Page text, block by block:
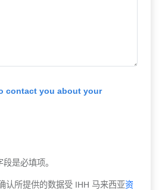
contact you about your
是必填项。
认所提供的数据受 IHH 马来西亚资